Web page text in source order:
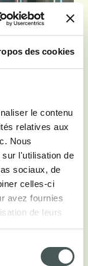
des cookies
le contenu
relatives aux
Nous
l'utilisation de
sociaux, de
celles-ci
avez fournies
de leurs
espace